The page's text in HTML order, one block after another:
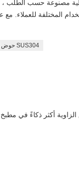
المختلفة للعملاء. مع
حوض المطبخ SUS304
أكثر ذكاءً في